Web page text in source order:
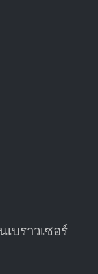
บราวเซอร์